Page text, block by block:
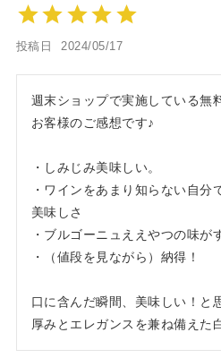
投稿日 2024/05/17
週末ショップで実施している無
お客様のご感想です♪
・しみじみ美味しい。
・ワインをあまり知らない自分
美味しさ
・ブルゴーニュええやつの味が
・（値段を見ながら）納得！
口に含んだ瞬間、美味しい！と
厚みとエレガンスを兼ね備えた